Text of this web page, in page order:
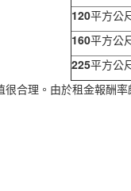
120平方公
160平方公
225平方公
合理。由於租金報酬